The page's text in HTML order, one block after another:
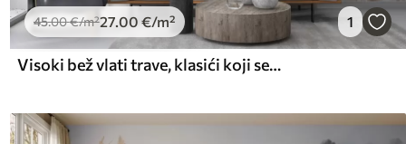
45.00€/m²27.00 €/m² 1
Visoki bež vlati trave, klasići koji se njišu na vjetru na mekoj, svijetloj pozadini